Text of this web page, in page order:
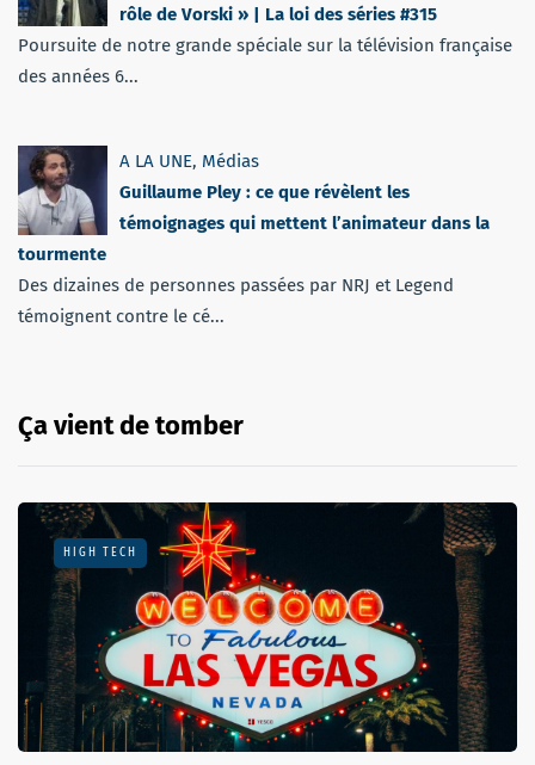
rôle de Vorski » | La loi des séries #315
Poursuite de notre grande spéciale sur la télévision française
des années 6...
A LA UNE, Médias
Guillaume Pley : ce que révèlent les
témoignages qui mettent l’animateur dans la
tourmente
Des dizaines de personnes passées par NRJ et Legend
témoignent contre le cé...
Ça vient de tomber
HIGH TECH